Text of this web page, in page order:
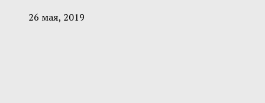
26 мая, 2019